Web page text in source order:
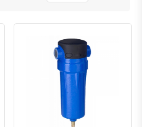
Быстрый просмотрДобавить к сравнению